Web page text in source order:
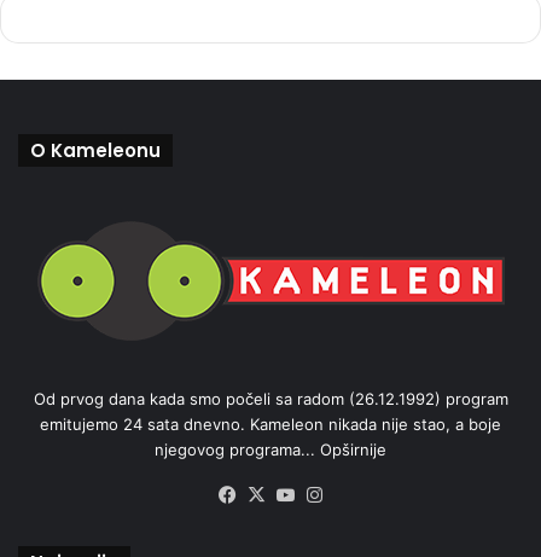
O Kameleonu
Od prvog dana kada smo počeli sa radom (26.12.1992) program
emitujemo 24 sata dnevno. Kameleon nikada nije stao, a boje
njegovog programa... Opširnije
Facebook
X YouTube